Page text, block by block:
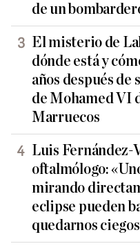
de un
El misterio de
dónde está y
años después de
de Mohamed VI
Marruecos
Luis Fernández-
oftalmólogo:
mirando
eclipse pueden
quedarnos